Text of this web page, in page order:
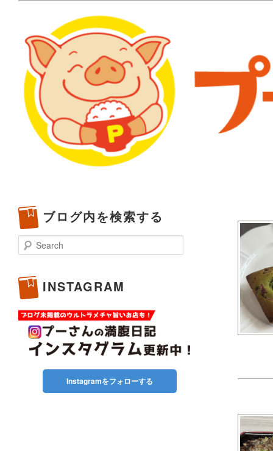
プーさんの満腹日記 |
豊中・箕面)のランチ＆
化してます。
ブログ内を検索する
Search
INSTAGRAM
Instagramをフォローする